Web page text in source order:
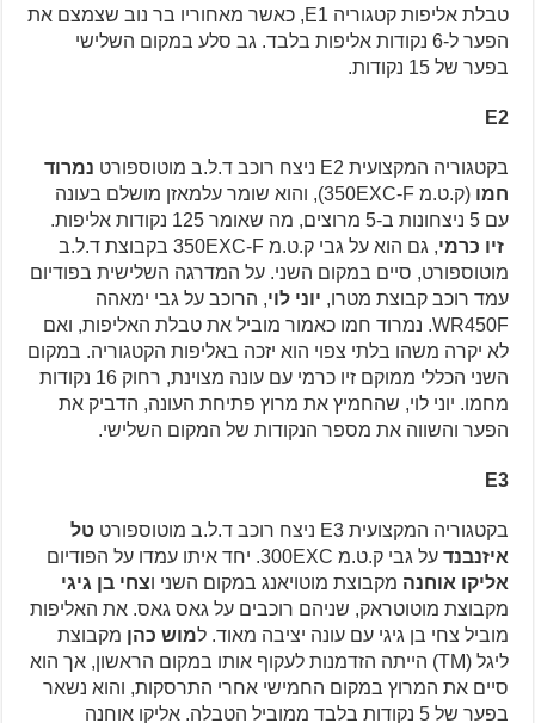
טבלת אליפות קטגוריה E1, כאשר מאחוריו בר נוב שצמצם את
הפער ל-6 נקודות אליפות בלבד. גב סלע במקום השלישי
בפער של 15 נקודות.
E2
בקטגוריה המקצועית E2 ניצח רוכב ד.ל.ב מוטוספורט
נמרוד
חמו
(ק.ט.מ 350EXC-F), והוא שומר עלמאזן מושלם בעונה
עם 5 ניצחונות ב-5 מרוצים, מה שאומר 125 נקודות אליפות.
זיו כרמי
, גם הוא על גבי ק.ט.מ 350EXC-F בקבוצת ד.ל.ב
מוטוספורט, סיים במקום השני. על המדרגה השלישית בפודיום
עמד רוכב קבוצת מטרו, יוני לוי, הרוכב על גבי ימאהה
WR450F. נמרוד חמו כאמור מוביל את טבלת האליפות, ואם
לא יקרה משהו בלתי צפוי הוא יזכה באליפות הקטגוריה. במקום
השני הכללי ממוקם זיו כרמי עם עונה מצוינת, רחוק 16 נקודות
מחמו. יוני לוי, שהחמיץ את מרוץ פתיחת העונה, הדביק את
הפער והשווה את מספר הנקודות של המקום השלישי.
E3
בקטגוריה המקצועית E3 ניצח רוכב ד.ל.ב מוטוספורט
טל
איזנבנד על גבי ק.ט.מ 300EXC. יחד איתו עמדו על הפודיום
אליקו אוחנה מקבוצת מוטויאנג במקום השני וצחי בן גיגי
מקבוצת מוטוטראק, שניהם רוכבים על גאס גאס. את האליפות
מוביל צחי בן גיגי עם עונה יציבה מאוד. למוש כהן מקבוצת
ליגל (TM) הייתה הזדמנות לעקוף אותו במקום הראשון, אך הוא
סיים את המרוץ במקום החמישי אחרי התרסקות, והוא נשאר
בפער של 5 נקודות בלבד ממוביל הטבלה. אליקו אוחנה